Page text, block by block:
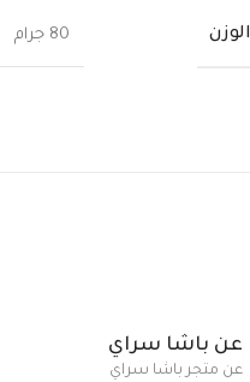
الوزن 80 جرام
عن باشا سراي
عن متجر باشا سراي